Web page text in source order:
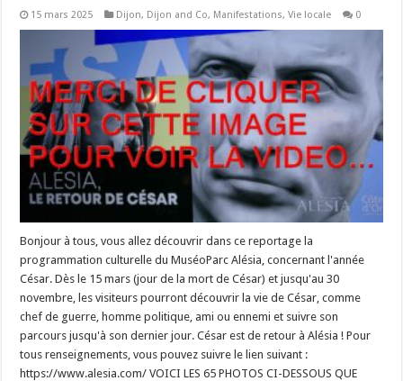
15 mars 2025 Dijon, Dijon and Co, Manifestations,Vie locale 0
Bonjour à tous, vous allez découvrir dans ce reportage la
programmation culturelle du MuséoParc Alésia, concernant l'année
César. Dès le 15 mars (jour de la mort de César) et jusqu'au 30
novembre, les visiteurs pourront découvrir la vie de César, comme
chef de guerre, homme politique, ami ou ennemi et suivre son
parcours jusqu'à son dernier jour. César est de retour à Alésia ! Pour
tous renseignements, vous pouvez suivre le lien suivant :
https://www.alesia.com/ VOICI LES 65 PHOTOS CI-DESSOUS QUE